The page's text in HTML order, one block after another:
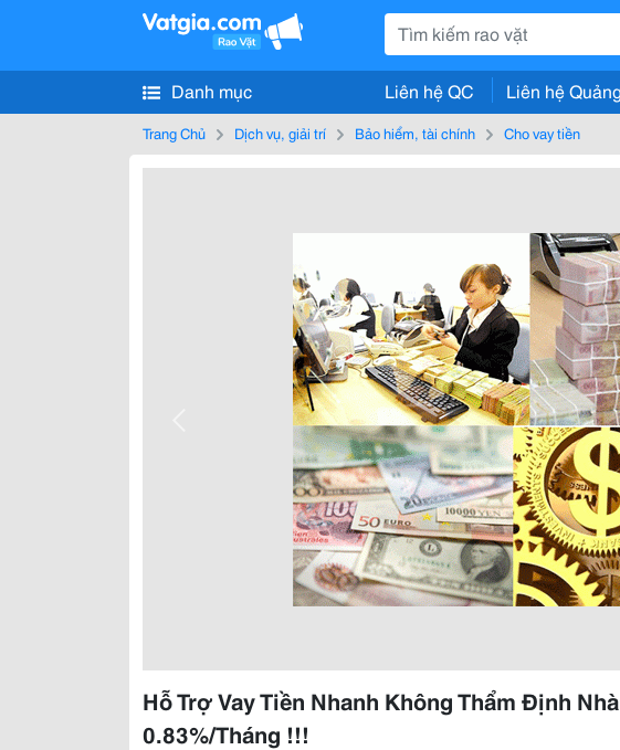
Danh mục Liên hệ QC Liên hệ
Trang Chủ Dịch vụ, giải trí Bảo hiểm, tài chính Cho vay tiền
Hỗ Trợ Vay Tiền Nhanh Không Thẩm Định
0.83%/Tháng !!!